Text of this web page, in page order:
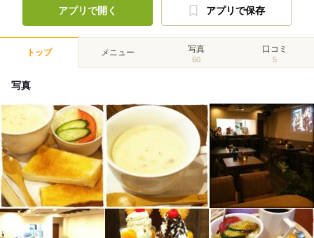
アプリで開く アプリで保存
トップ メニュー 写真
60
口コミ
5
写真